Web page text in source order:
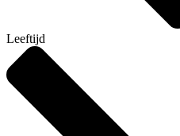
Leeftijd